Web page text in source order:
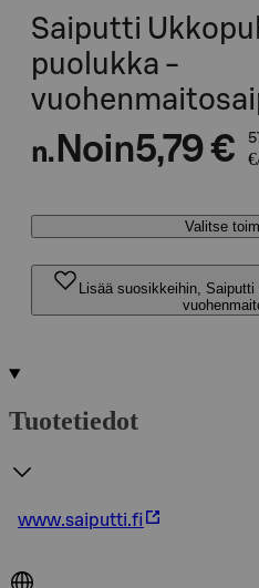
Saiputti
puolukka -
n. Noin5,79 €
Valitse
Lisää suosikkeihin,
Tuotetiedot
www.saiputti.fi